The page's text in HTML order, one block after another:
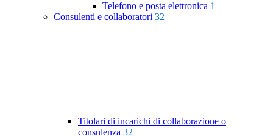
Telefono e posta elettronica 1
Consulenti e collaboratori 32
Titolari di incarichi di collaborazione o
consulenza 32